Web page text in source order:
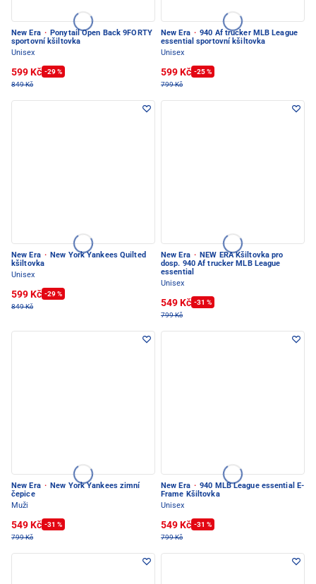
New Era · Ponytail Open Back 9FORTY
sportovní kšiltovka
Unisex
599 Kč -29 %
849 Kč
New Era · 940 Af trucker MLB League
essential sportovní kšiltovka
Unisex
599 Kč -25 %
799 Kč
New Era · New York Yankees Quilted
kšiltovka
Unisex
599 Kč -29 %
849 Kč
New Era · NEW ERA Kšiltovka pro
dosp. 940 Af trucker MLB League
essential
Unisex
549 Kč -31 %
799 Kč
New Era · New York Yankees zimní
čepice
Muži
549 Kč -31 %
799 Kč
New Era · 940 MLB League essential E-
Frame Kšiltovka
Unisex
549 Kč -31 %
799 Kč